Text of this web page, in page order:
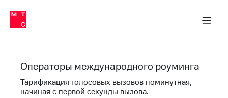
связь
Сервисы и подписки
30% на связь
кабинеты
Мобильная
и
ТВ
в МТС
Услуги
Операторы международного роуминга
Тарификация голосовых вызовов поминутная,
начиная с первой секунды вызова.